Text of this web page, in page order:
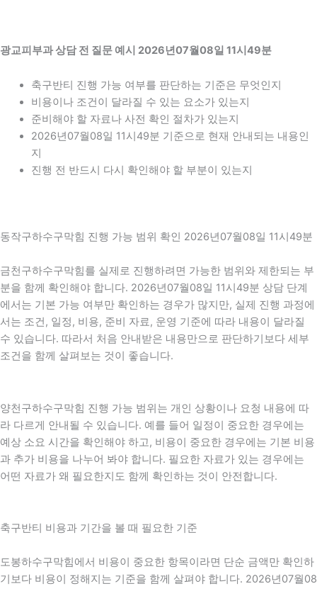
광교피부과 상담 전 질문 예시 2026년07월08일 11시49분
축구반티 진행 가능 여부를 판단하는 기준은 무엇인지
비용이나 조건이 달라질 수 있는 요소가 있는지
준비해야 할 자료나 사전 확인 절차가 있는지
2026년07월08일 11시49분 기준으로 현재 안내되는 내용인
지
진행 전 반드시 다시 확인해야 할 부분이 있는지
동작구하수구막힘 진행 가능 범위 확인 2026년07월08일 11시49분
금천구하수구막힘를 실제로 진행하려면 가능한 범위와 제한되는 부
분을 함께 확인해야 합니다. 2026년07월08일 11시49분 상담 단계
에서는 기본 가능 여부만 확인하는 경우가 많지만, 실제 진행 과정에
서는 조건, 일정, 비용, 준비 자료, 운영 기준에 따라 내용이 달라질
수 있습니다. 따라서 처음 안내받은 내용만으로 판단하기보다 세부
조건을 함께 살펴보는 것이 좋습니다.
양천구하수구막힘 진행 가능 범위는 개인 상황이나 요청 내용에 따
라 다르게 안내될 수 있습니다. 예를 들어 일정이 중요한 경우에는
예상 소요 시간을 확인해야 하고, 비용이 중요한 경우에는 기본 비용
과 추가 비용을 나누어 봐야 합니다. 필요한 자료가 있는 경우에는
어떤 자료가 왜 필요한지도 함께 확인하는 것이 안전합니다.
축구반티 비용과 기간을 볼 때 필요한 기준
도봉하수구막힘에서 비용이 중요한 항목이라면 단순 금액만 확인하
기보다 비용이 정해지는 기준을 함께 살펴야 합니다. 2026년07월08